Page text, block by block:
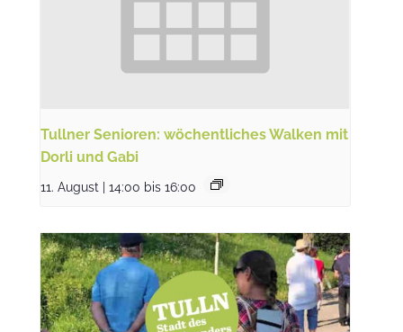
Tullner Senioren: wöchentliches Walken mit
Dorli und Gabi
11. August | 14:00 bis 16:00